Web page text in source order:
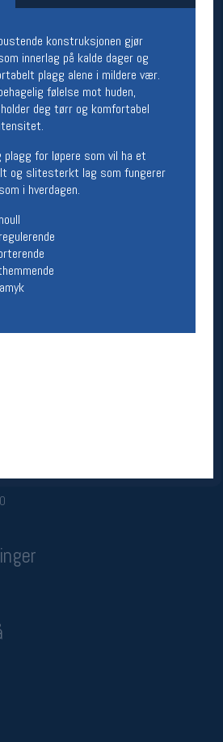
konstruksjonen gjør
innerlag på kalde dager og
plagg alene i mildere vær.
følelse mot huden,
deg tørr og komfortabel
for løpere som vil ha et
og slitesterkt lag som fungerer
i hverdagen.
butikk
11-18
11-16
verkstedet